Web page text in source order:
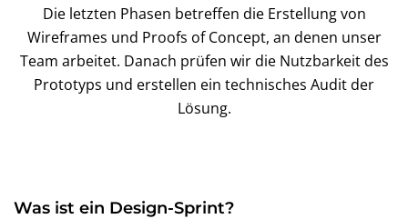
Die letzten Phasen betreffen die Erstellung von
Wireframes und Proofs of Concept, an denen unser
Team arbeitet. Danach prüfen wir die Nutzbarkeit des
Prototyps und erstellen ein technisches Audit der
Lösung.
Was ist ein Design-Sprint?